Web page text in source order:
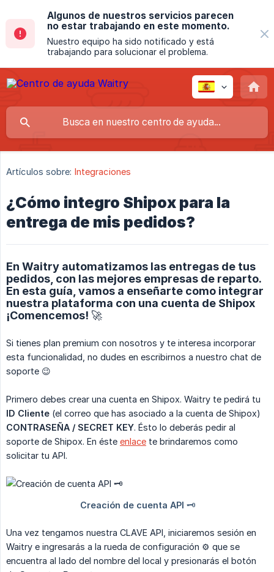
Algunos de nuestros servicios parecen
no estar trabajando en este momento.
Nuestro equipo ha sido notificado y está
trabajando para solucionar el problema.
Artículos sobre: Integraciones
¿Cómo integro Shipox para la
entrega de mis pedidos?
En Waitry automatizamos las entregas de tus
pedidos, con las mejores empresas de reparto.
En esta guía, vamos a enseñarte como integrar
nuestra plataforma con una cuenta de Shipox
¡Comencemos! 🚀​
Si tienes plan premium con nosotros y te interesa incorporar
esta funcionalidad, no dudes en escribirnos a nuestro chat de
soporte 😉​
Primero debes crear una cuenta en Shipox. Waitry te pedirá tu
ID Cliente (el correo que has asociado a la cuenta de Shipox)
CONTRASEÑA / SECRET KEY. Ésto lo deberás pedir al
soporte de Shipox. En éste enlace te brindaremos como
solicitar tu API.
Una vez tengamos nuestra CLAVE API, iniciaremos sesión en
Waitry e ingresarás a la rueda de configuración ⚙️​ que se
encuentra al lado del nombre del local y presionarás el botón